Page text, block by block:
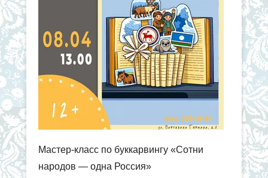
Мастер-класс по буккарвингу «Сотни
народов — одна Россия»